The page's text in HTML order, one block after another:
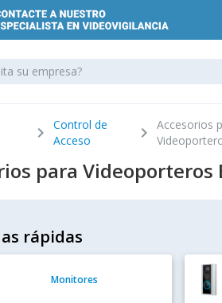
chevron_right
Control de
Acceso
chevron_right
Accesorios
para Videoporteros
rápidas
Monitores